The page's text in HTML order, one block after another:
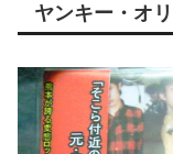
ヤンキー・オ